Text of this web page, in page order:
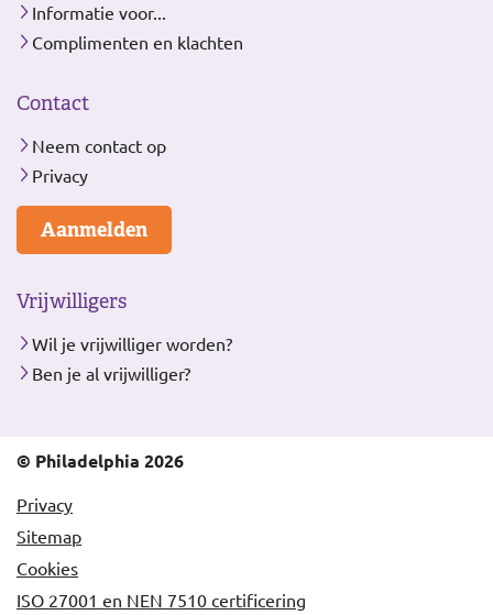
Informatie voor...
Complimenten en klachten
Contact
Neem contact op
Privacy
Aanmelden
Vrijwilligers
Wil je vrijwilliger worden?
Ben je al vrijwilliger?
© Philadelphia 2026
Privacy
Sitemap
Cookies
ISO 27001 en NEN 7510 certificering